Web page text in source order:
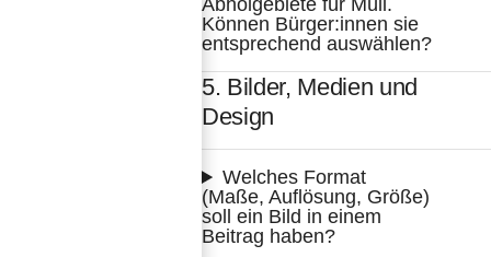
Abholgebiete für Müll.
Können Bürger:innen sie
entsprechend auswählen?
5. Bilder, Medien und
Design
Welches Format
(Maße, Auflösung, Größe)
soll ein Bild in einem
Beitrag haben?